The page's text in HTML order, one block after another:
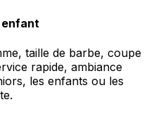
enfant
taille de barbe, coupe
rapide, ambiance
les enfants ou les